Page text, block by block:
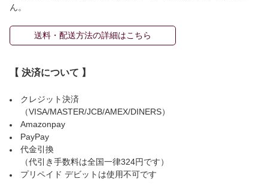
ん。
送料・配送方法の詳細はこちら
【 決済について 】
クレジット決済
（VISA/MASTER/JCB/AMEX/DINERS）
Amazonpay
PayPay
代金引換
（代引き手数料は全国一律324円です）
プリペイド デビットは使用不可です